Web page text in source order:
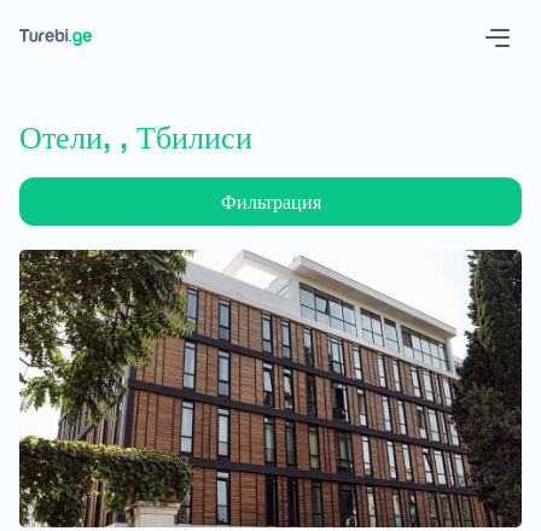
Отели, , Тбилиси
Фильтрация